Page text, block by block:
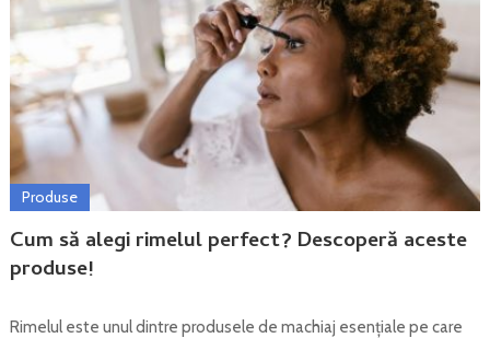
Cum să alegi rimelul perfect? Descoperă aceste
produse!
Produse
Rimelul este unul dintre produsele de machiaj esențiale pe care